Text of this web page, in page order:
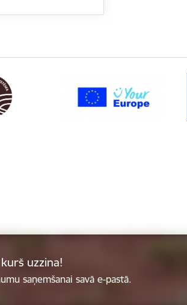
uzzina!
saņemšanai savā e-pastā.